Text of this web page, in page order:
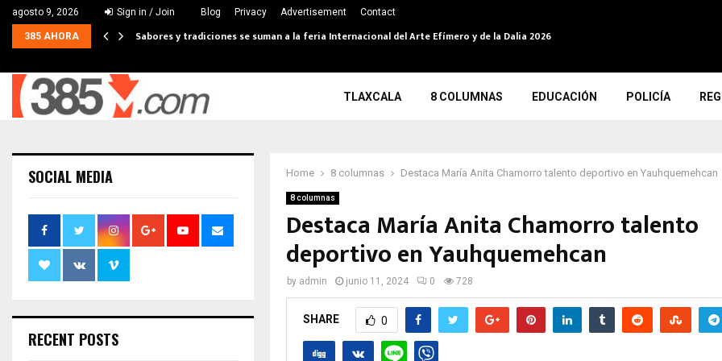
agosto 9, 2026 Sign in / Join Blog Privacy Advertisement Contact
385 AHORA Sabores y tradiciones se suman a la feria Internacional del Arte Efímero y de la Dalia 2026
TLAXCALA 8 COLUMNAS EDUCACIÓN POLICÍA
Home 8 columnas Destaca María Anita Chamorro talento deportivo en Yauhquemehcan
8 columnas
Destaca María Anita Chamorro talento
deportivo en Yauhquemehcan
by admin junio 11, 2024 0 728
SHARE 0
SOCIAL MEDIA
RECENT POSTS